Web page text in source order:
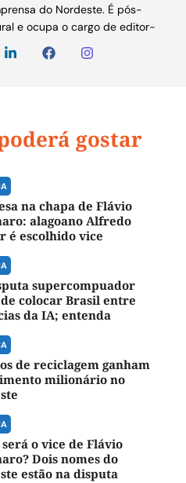
do Nordeste. É pós-
e ocupa o cargo de editor-
gostar
na chapa de Flávio
alagoano Alfredo
é escolhido vice
supercompuador
colocar Brasil entre
da IA; entenda
de reciclagem ganham
milionário no
o vice de Flávio
Dois nomes do
estão na disputa